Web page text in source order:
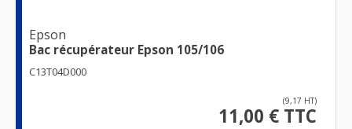
Epson
Bac récupérateur Epson 105/106
C13T04D000
(9,17 HT)
11,00 € TTC